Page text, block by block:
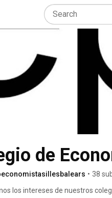
de
• 38
los intereses de nuestros